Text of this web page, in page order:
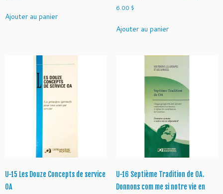
Ajouter au panier
6.00 $
Ajouter au panier
U-15 Les Douze Concepts de service
OA
U-16 Septième Tradition de OA.
Donnons com me si notre vie en